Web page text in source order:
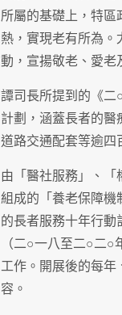
所屬的基礎上，特
熱，實現老有所為
動，宣揚敬老、愛老
譚司長所提到的《二
計劃，涵蓋長者的醫
道路交通配套等逾四
由「醫社服務」、
組成的「養老保障機
的長者服務十年行
（二○一八至二○二
工作。開展後的每年
容。